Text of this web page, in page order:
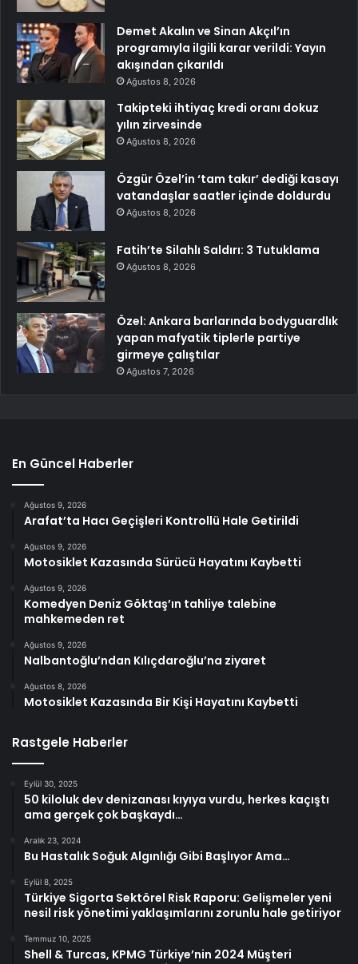
Demet Akalın ve Sinan Akçıl’ın
programıyla ilgili karar verildi: Yayın
akışından çıkarıldı
Ağustos 8, 2026
Takipteki ihtiyaç kredi oranı dokuz
yılın zirvesinde
Ağustos 8, 2026
Özgür Özel’in ‘tam takır’ dediği kasayı
vatandaşlar saatler içinde doldurdu
Ağustos 8, 2026
Fatih’te Silahlı Saldırı: 3 Tutuklama
Ağustos 8, 2026
Özel: Ankara barlarında bodyguardlık
yapan mafyatik tiplerle partiye
girmeye çalıştılar
Ağustos 7, 2026
En Güncel Haberler
Ağustos 9, 2026
Arafat’ta Hacı Geçişleri Kontrollü Hale Getirildi
Ağustos 9, 2026
Motosiklet Kazasında Sürücü Hayatını Kaybetti
Ağustos 9, 2026
Komedyen Deniz Göktaş’ın tahliye talebine
mahkemeden ret
Ağustos 9, 2026
Nalbantoğlu’ndan Kılıçdaroğlu’na ziyaret
Ağustos 8, 2026
Motosiklet Kazasında Bir Kişi Hayatını Kaybetti
Rastgele Haberler
Eylül 30, 2025
50 kiloluk dev denizanası kıyıya vurdu, herkes kaçıştı
ama gerçek çok başkaydı…
Aralık 23, 2024
Bu Hastalık Soğuk Algınlığı Gibi Başlıyor Ama…
Eylül 8, 2025
Türkiye Sigorta Sektörel Risk Raporu: Gelişmeler yeni
nesil risk yönetimi yaklaşımlarını zorunlu hale getiriyor
Temmuz 10, 2025
Shell & Turcas, KPMG Türkiye’nin 2024 Müşteri